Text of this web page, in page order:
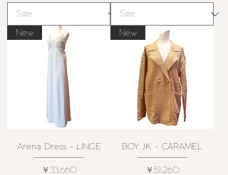
New
Arena Dress - LINGE
価格
￥33,660
New
BOY JK - CARAMEL
価格
￥51,260